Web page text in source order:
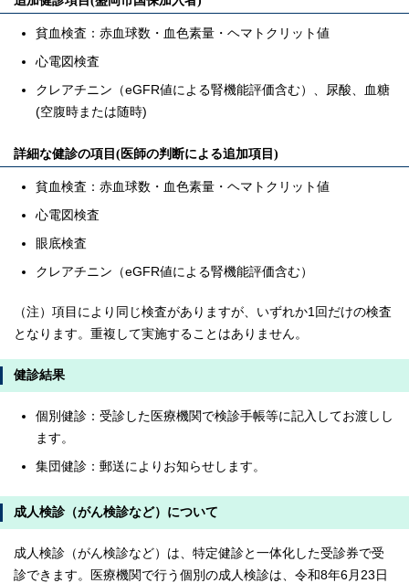
貧血検査：赤血球数・血色素量・ヘマトクリット値
心電図検査
クレアチニン（eGFR値による腎機能評価含む）、尿酸、血糖
(空腹時または随時)
詳細な健診の項目(医師の判断による追加項目)
貧血検査：赤血球数・血色素量・ヘマトクリット値
心電図検査
眼底検査
クレアチニン（eGFR値による腎機能評価含む）
（注）項目により同じ検査がありますが、いずれか1回だけの検査
となります。重複して実施することはありません。
健診結果
個別健診：受診した医療機関で検診手帳等に記入してお渡しし
ます。
集団健診：郵送によりお知らせします。
成人検診（がん検診など）について
成人検診（がん検診など）は、特定健診と一体化した受診券で受
診できます。医療機関で行う個別の成人検診は、令和8年6月23日